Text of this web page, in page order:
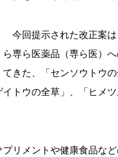
今回提示された改正案
ら専ら医薬品（専ら医）
てきた、「センソウトウ
トウの全草」、「ヒメ
リメントや健康食品な